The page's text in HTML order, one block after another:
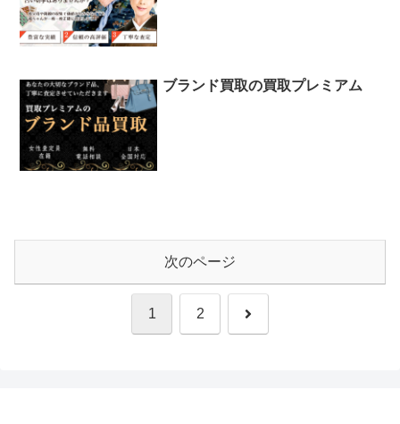
ブランド買取の買取プレミアム
次のページ
1 2 次